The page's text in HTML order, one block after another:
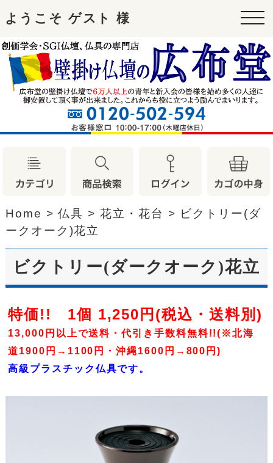
ようこそ ゲスト 様
Home >仏具 >花立・花台 > ビクトリー(ダ
ークオーク)花立
ビクトリー(ダークオーク)花立
特価!! 1個 1,250円(税込・送料別)
13,000円以上で送料・代引き手数料無料!!(※北海
道1900円→1100円・沖縄1600円→800円)
高級プラスチック仏具です。